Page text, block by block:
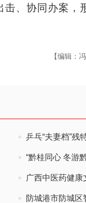
、协同办案，
【编辑：
乒乓“夫妻档”残
“黔桂同心 冬游
广西中医药健
防城港市防城